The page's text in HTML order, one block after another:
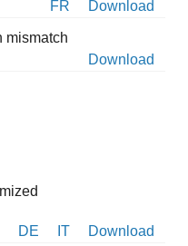
FR
Download
mismatch
Download
DE
IT Download